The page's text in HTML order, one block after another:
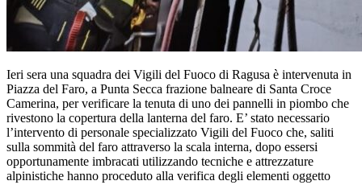
Ieri sera una squadra dei Vigili del Fuoco di Ragusa è intervenuta in
Piazza del Faro, a Punta Secca frazione balneare di Santa Croce
Camerina, per verificare la tenuta di uno dei pannelli in piombo che
rivestono la copertura della lanterna del faro. E’ stato necessario
l’intervento di personale specializzato Vigili del Fuoco che, saliti
sulla sommità del faro attraverso la scala interna, dopo essersi
opportunamente imbracati utilizzando tecniche e attrezzature
alpinistiche hanno proceduto alla verifica degli elementi oggetto